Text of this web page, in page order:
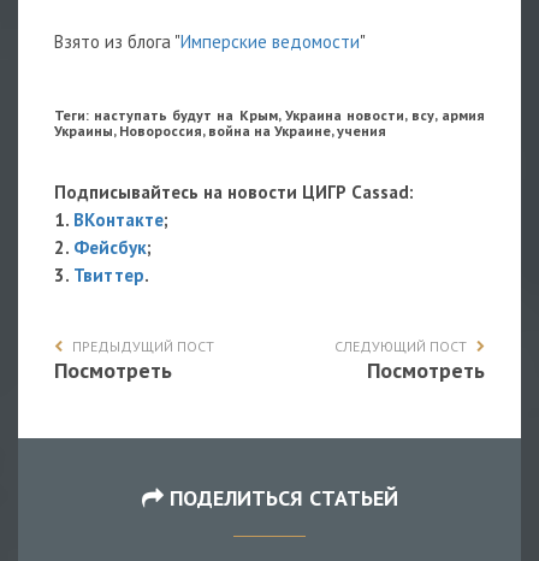
Взято из блога "Имперские ведомости"
Теги: наступать будут на Крым, Украина новости, всу, армия
Украины, Новороссия, война на Украине, учения
Подписывайтесь на новости ЦИГР Cassad:
1. ВКонтакте;
2. Фейсбук;
3. Твиттер.
ПРЕДЫДУЩИЙ ПОСТ
Посмотреть
СЛЕДУЮЩИЙ ПОСТ
Посмотреть
ПОДЕЛИТЬСЯ СТАТЬЕЙ